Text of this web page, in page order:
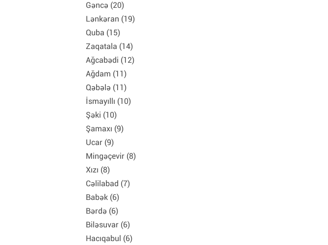
Gəncə (20)
Lənkəran (19)
Quba (15)
Zaqatala (14)
Ağcabədi (12)
Ağdam (11)
Qəbələ (11)
İsmayıllı (10)
Şəki (10)
Şamaxı (9)
Ucar (9)
Mingəçevir (8)
Xızı (8)
Cəlilabad (7)
Babək (6)
Bərdə (6)
Biləsuvar (6)
Hacıqabul (6)